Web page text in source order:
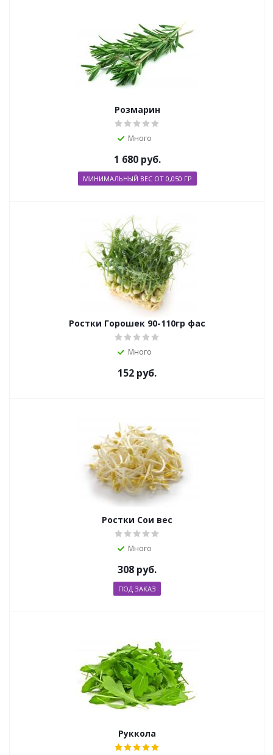
Розмарин
Много
1 680руб.
МИНИМАЛЬНЫЙ ВЕС ОТ 0,050 ГР
Ростки Горошек 90-110гр фас
Много
152 руб.
Ростки Сои вес
Много
308 руб.
ПОД ЗАКАЗ
Руккола